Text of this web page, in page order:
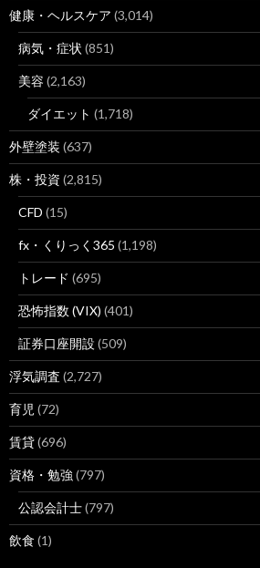
健康・ヘルスケア (3,014)
病気・症状 (851)
美容 (2,163)
ダイエット (1,718)
外壁塗装 (637)
株・投資 (2,815)
CFD (15)
fx・くりっく365 (1,198)
トレード (695)
恐怖指数 (VIX) (401)
証券口座開設 (509)
浮気調査 (2,727)
育児 (72)
賃貸(696)
資格・勉強 (797)
公認会計士(797)
飲食 (1)